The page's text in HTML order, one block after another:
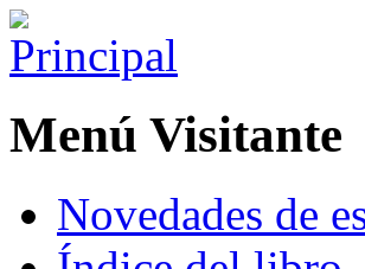
Menú Visitante
Novedades de